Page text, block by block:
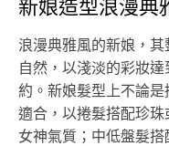
新娘造型浪漫典
浪漫典雅風的新娘，
自然，以淺淡的彩妝
約。新娘髮型上不論
適合，以捲髮搭配珍
女神氣質；中低盤髮